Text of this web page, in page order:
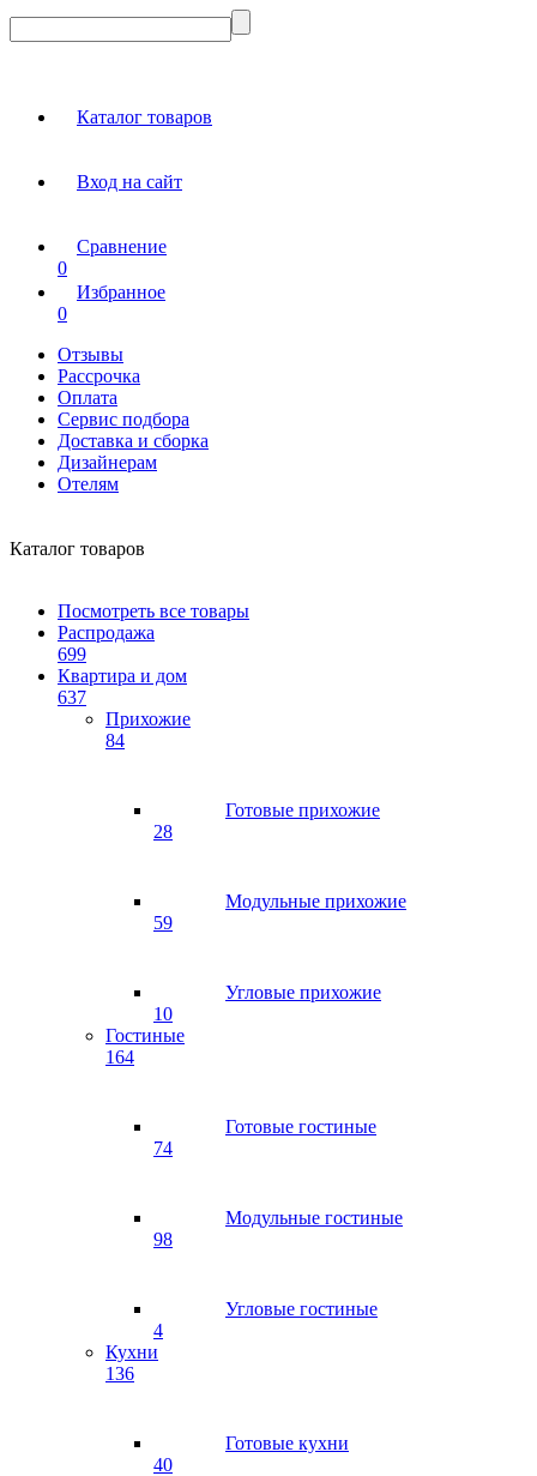
Каталог товаров
Вход на сайт
Сравнение
0
Избранное
0
Отзывы
Рассрочка
Оплата
Сервис подбора
Доставка и сборка
Дизайнерам
Отелям
Каталог товаров
Посмотреть все товары
Распродажа
699
Квартира и дом
637
Прихожие
84
Готовые прихожие
28
Модульные прихожие
59
Угловые прихожие
10
Гостиные
164
Готовые гостиные
74
Модульные гостиные
98
Угловые гостиные
4
Кухни
136
Готовые кухни
40